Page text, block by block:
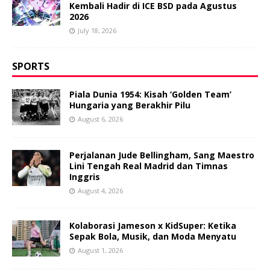
Kembali Hadir di ICE BSD pada Agustus
2026
July 18, 2026
SPORTS
Piala Dunia 1954: Kisah ‘Golden Team’
Hungaria yang Berakhir Pilu
August 6, 2026
Perjalanan Jude Bellingham, Sang Maestro
Lini Tengah Real Madrid dan Timnas
Inggris
August 4, 2026
Kolaborasi Jameson x KidSuper: Ketika
Sepak Bola, Musik, dan Moda Menyatu
August 1, 2026